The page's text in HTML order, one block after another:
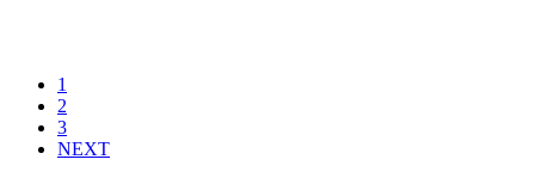
opzioni
possono
essere
scelte
nella
1
2
3
NEXT